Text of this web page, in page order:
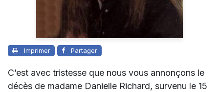
Imprimer Partager
C’est avec tristesse que nous vous annonçons le
décès de madame Danielle Richard, survenu le 15